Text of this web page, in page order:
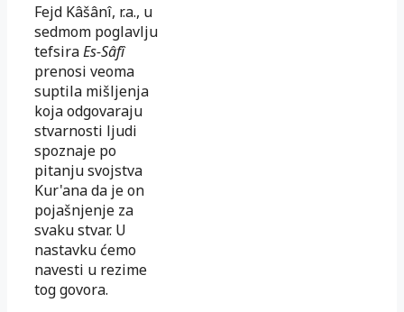
Fejd Kâšânî, r.a., u
sedmom poglavlju
tefsiraEs-Sâfî
prenosi veoma
suptila mišljenja
koja odgovaraju
stvarnosti ljudi
spoznaje po
pitanju svojstva
Kur'ana da je on
pojašnjenje za
svaku stvar. U
nastavku ćemo
navesti u rezime
tog govora.